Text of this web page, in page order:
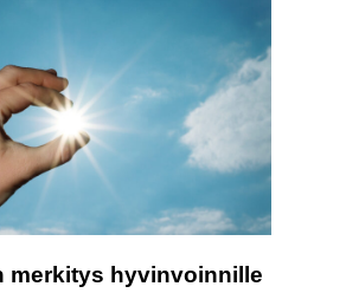
merkitys hyvinvoinnille